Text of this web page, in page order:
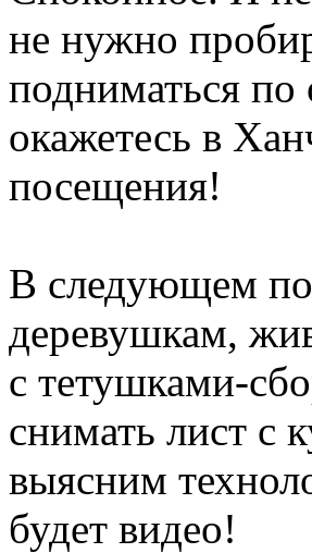
не нужно
подниматься
окажетесь в
посещения!
В следующем
деревушкам,
с тетушками-
снимать лист с
выясним
будет видео!